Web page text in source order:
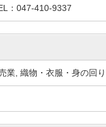
：047-410-9337
業, 織物・衣服・身の回